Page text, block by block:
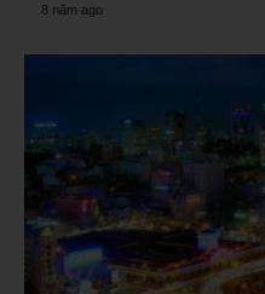
8 năm ago